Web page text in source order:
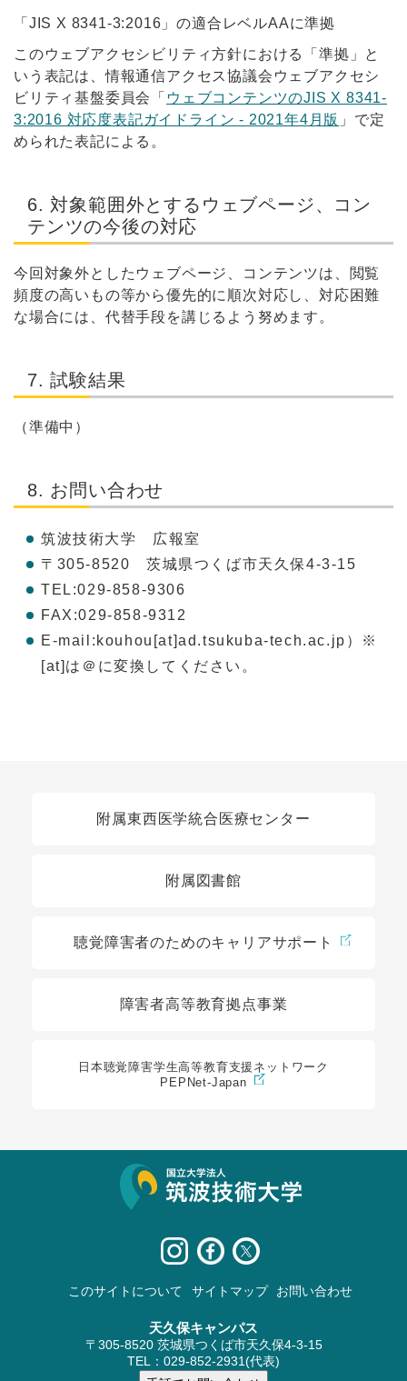
「JIS X 8341-3:2016」の適合レベルAAに準拠
このウェブアクセシビリティ方針における「準拠」と
いう表記は、情報通信アクセス協議会ウェブアクセシ
ビリティ基盤委員会「 ウェブコンテンツのJIS X 8341-
3:2016 対応度表記ガイドライン - 2021年4月版 」で定
められた表記による。
6. 対象範囲外とするウェブページ、コン
テンツの今後の対応
今回対象外としたウェブページ、コンテンツは、閲覧
頻度の高いもの等から優先的に順次対応し、対応困難
な場合には、代替手段を講じるよう努めます。
7. 試験結果
（準備中）
8. お問い合わせ
筑波技術大学 広報室
〒305-8520 茨城県つくば市天久保4-3-15
TEL:029-858-9306
FAX:029-858-9312
E-mail:kouhou[at]ad.tsukuba-tech.ac.jp）※
[at]は＠に変換してください。
附属東西医学統合医療センター
附属図書館
聴覚障害者のためのキャリアサポート
障害者高等教育拠点事業
日本聴覚障害学生高等教育支援ネットワーク
PEPNet-Japan
このサイトについて サイトマップ お問い合わせ
天久保キャンパス
〒305-8520 茨城県つくば市天久保4-3-15
TEL：029-852-2931(代表)